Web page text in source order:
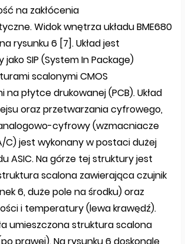
na zakłócenia
Widok wnętrza układu BME680
rysunku 6 [7]. Układ jest
SIP (System In Package)
scalonymi CMOS
na płytce drukowanej (PCB). Układ
oraz przetwarzania cyfrowego,
cyfrowy (wzmacniacze
C) jest wykonany w postaci dużej
ASIC. Na górze tej struktury jest
scalona zawierająca czujnik
6, duże pole na środku) oraz
i temperatury (lewa krawędź).
umieszczona struktura scalona